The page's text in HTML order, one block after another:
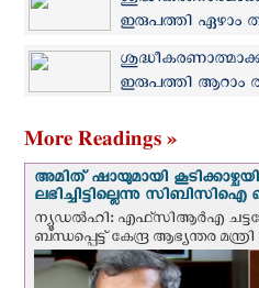
ഇരുപത്തി ഏഴാം
ഇരുപത്തി ആറാം
More Readings »
അമിത് ഷായുമായി
ലഭിച്ചിട്ടില്ലെന്നു സിബിസിഐ
ന്യൂഡല്‍ഹി: എഫ്‌സിആര്‍എ
ബന്ധപ്പെട്ട് കേന്ദ്ര ആഭ്യന്തര